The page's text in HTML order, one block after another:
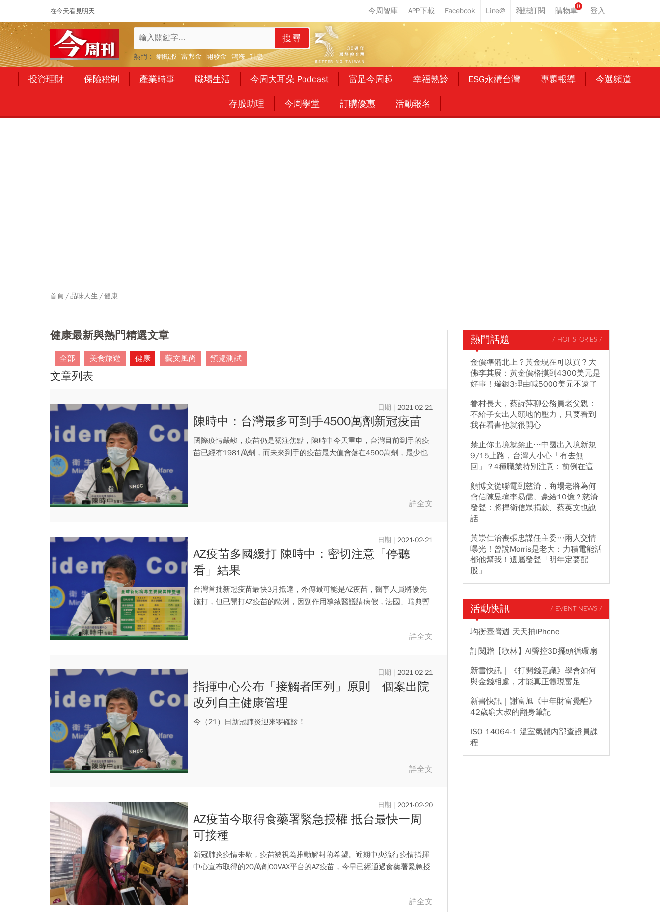
在今天看見明天
0
搜尋
熱門： 鋼鐵股 富邦金 開發金 鴻海 升息
投資理財 保險稅制 產業時事 職場生活 今周大耳朵 Podcast 富足今周起 幸福熟齡 ESG永續台灣 專題報導 今選頻道
存股助理 今周學堂 訂購優惠 活動報名
首頁 品味人生 健康
健康最新與熱門精選文章
全部 美食旅遊 健康 藝文風尚 預覽測試
文章列表
2021-02-21
陳時中：台灣最多可到手4500萬劑新冠疫苗
國際疫情嚴峻，疫苗仍是關注焦點，陳時中今天重申，台灣目前到手的疫
苗已經有1981萬劑，而未來到手的疫苗最大值會落在4500萬劑，最少也
詳全文
2021-02-21
AZ疫苗多國緩打 陳時中：密切注意「停聽
看」結果
台灣首批新冠疫苗最快3月抵達，外傳最可能是AZ疫苗，醫事人員將優先
施打，但已開打AZ疫苗的歐洲，因副作用導致醫護請病假，法國、瑞典暫
詳全文
2021-02-21
指揮中心公布「接觸者匡列」原則 個案出院
改列自主健康管理
今（21）日新冠肺炎迎來零確診！
詳全文
2021-02-20
AZ疫苗今取得食藥署緊急授權 抵台最快一周
可接種
新冠肺炎疫情未歇，疫苗被視為推動解封的希望。近期中央流行疫情指揮
中心宣布取得的20萬劑COVAX平台的AZ疫苗，今早已經通過食藥署緊急授
詳全文
熱門話題 / HOT STORIES /
金價準備北上？黃金現在可以買？大
佛李其展：黃金價格摸到4300美元是
好事！瑞銀3理由喊5000美元不遠了
眷村長大，蔡詩萍聊公務員老父親：
不給子女出人頭地的壓力，只要看到
我在看書他就很開心
禁止你出境就禁止…中國出入境新規
9/15上路，台灣人小心「有去無
回」？4種職業特別注意：前例在這
顏博文從聯電到慈濟，商場老將為何
會信陳昱瑄李易儒、豪給10億？慈濟
發聲：將捍衛信眾捐款、蔡英文也說
話
黃崇仁治喪張忠謀任主委…兩人交情
曝光！曾說Morris是老大：力積電能活
都他幫我！遺屬發聲「明年定要配
股」
活動快訊 / EVENT NEWS /
均衡臺灣週 天天抽iPhone
訂閱贈【歌林】AI聲控3D擺頭循環扇
新書快訊｜《打開錢意識》學會如何
與金錢相處，才能真正體現富足
新書快訊｜謝富旭《中年財富覺醒》
42歲窮大叔的翻身筆記
ISO 14064-1 溫室氣體內部查證員課
程